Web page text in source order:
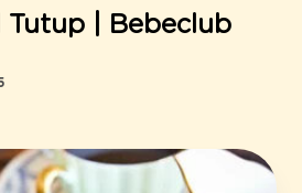
Tutup | Bebeclub